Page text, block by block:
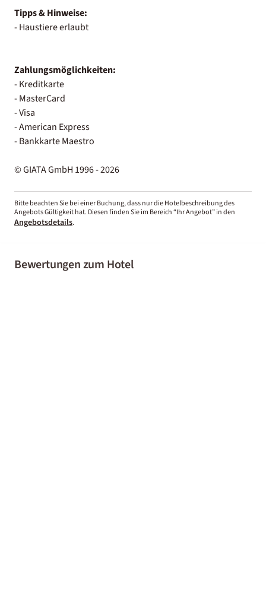
Tipps & Hinweise:
- Haustiere erlaubt
Zahlungsmöglichkeiten:
- Kreditkarte
- MasterCard
- Visa
- American Express
- Bankkarte Maestro
© GIATA GmbH 1996 - 2026
Bitte beachten Sie bei einer Buchung, dass nur die Hotelbeschreibung des
Angebots Gültigkeit hat. Diesen finden Sie im Bereich “Ihr Angebot” in den
Angebotsdetails.
Bewertungen zum Hotel